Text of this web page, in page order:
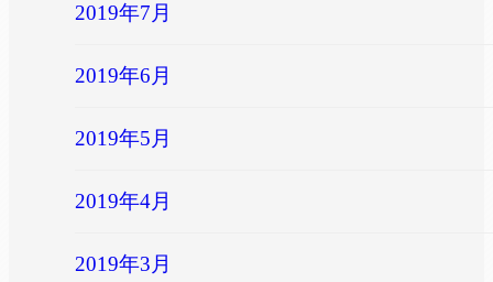
2019年7月
2019年6月
2019年5月
2019年4月
2019年3月